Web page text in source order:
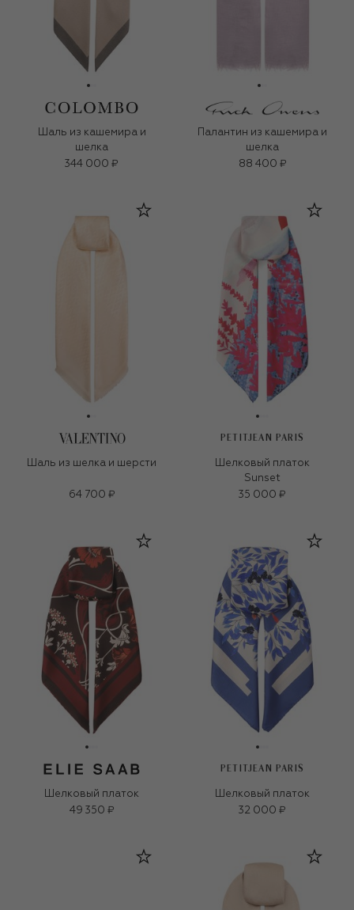
Шаль из кашемира и
шелка
344 000 ₽
Палантин из кашемира и
шелка
88 400 ₽
Шаль из шелка и шерсти
64 700 ₽
PETITJEAN PARIS
Шелковый платок
Sunset
35 000 ₽
Шелковый платок
49 350 ₽
PETITJEAN PARIS
Шелковый платок
32 000 ₽